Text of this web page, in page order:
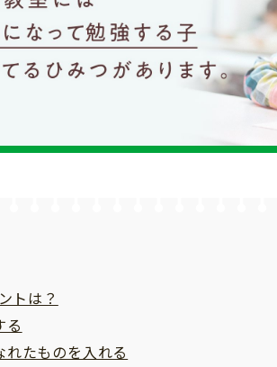
トは？
る
たものを入れる